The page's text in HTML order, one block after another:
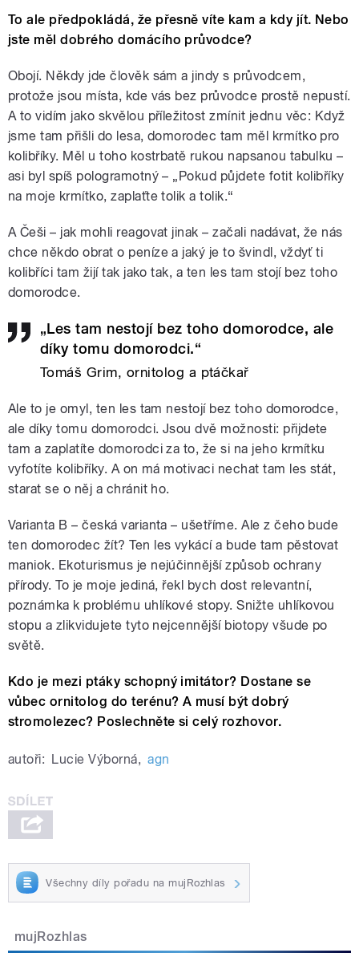
To ale předpokládá, že přesně víte kam a kdy jít. Nebo
jste měl dobrého domácího průvodce?
Obojí. Někdy jde člověk sám a jindy s průvodcem,
protože jsou místa, kde vás bez průvodce prostě nepustí.
A to vidím jako skvělou příležitost zmínit jednu věc: Když
jsme tam přišli do lesa, domorodec tam měl krmítko pro
kolibříky. Měl u toho kostrbatě rukou napsanou tabulku –
asi byl spíš pologramotný – „Pokud půjdete fotit kolibříky
na moje krmítko, zaplaťte tolik a tolik.“
A Češi – jak mohli reagovat jinak – začali nadávat, že nás
chce někdo obrat o peníze a jaký je to švindl, vždyť ti
kolibříci tam žijí tak jako tak, a ten les tam stojí bez toho
domorodce.
„Les tam nestojí bez toho domorodce, ale
díky tomu domorodci.“
Tomáš Grim, ornitolog a ptáčkař
Ale to je omyl, ten les tam nestojí bez toho domorodce,
ale díky tomu domorodci. Jsou dvě možnosti: přijdete
tam a zaplatíte domorodci za to, že si na jeho krmítku
vyfotíte kolibříky. A on má motivaci nechat tam les stát,
starat se o něj a chránit ho.
Varianta B – česká varianta – ušetříme. Ale z čeho bude
ten domorodec žít? Ten les vykácí a bude tam pěstovat
maniok. Ekoturismus je nejúčinnější způsob ochrany
přírody. To je moje jediná, řekl bych dost relevantní,
poznámka k problému uhlíkové stopy. Snižte uhlíkovou
stopu a zlikvidujete tyto nejcennější biotopy všude po
světě.
Kdo je mezi ptáky schopný imitátor? Dostane se
vůbec ornitolog do terénu? A musí být dobrý
stromolezec? Poslechněte si celý rozhovor.
autoři: Lucie Výborná, agn
Všechny díly pořadu na mujRozhlas
mujRozhlas